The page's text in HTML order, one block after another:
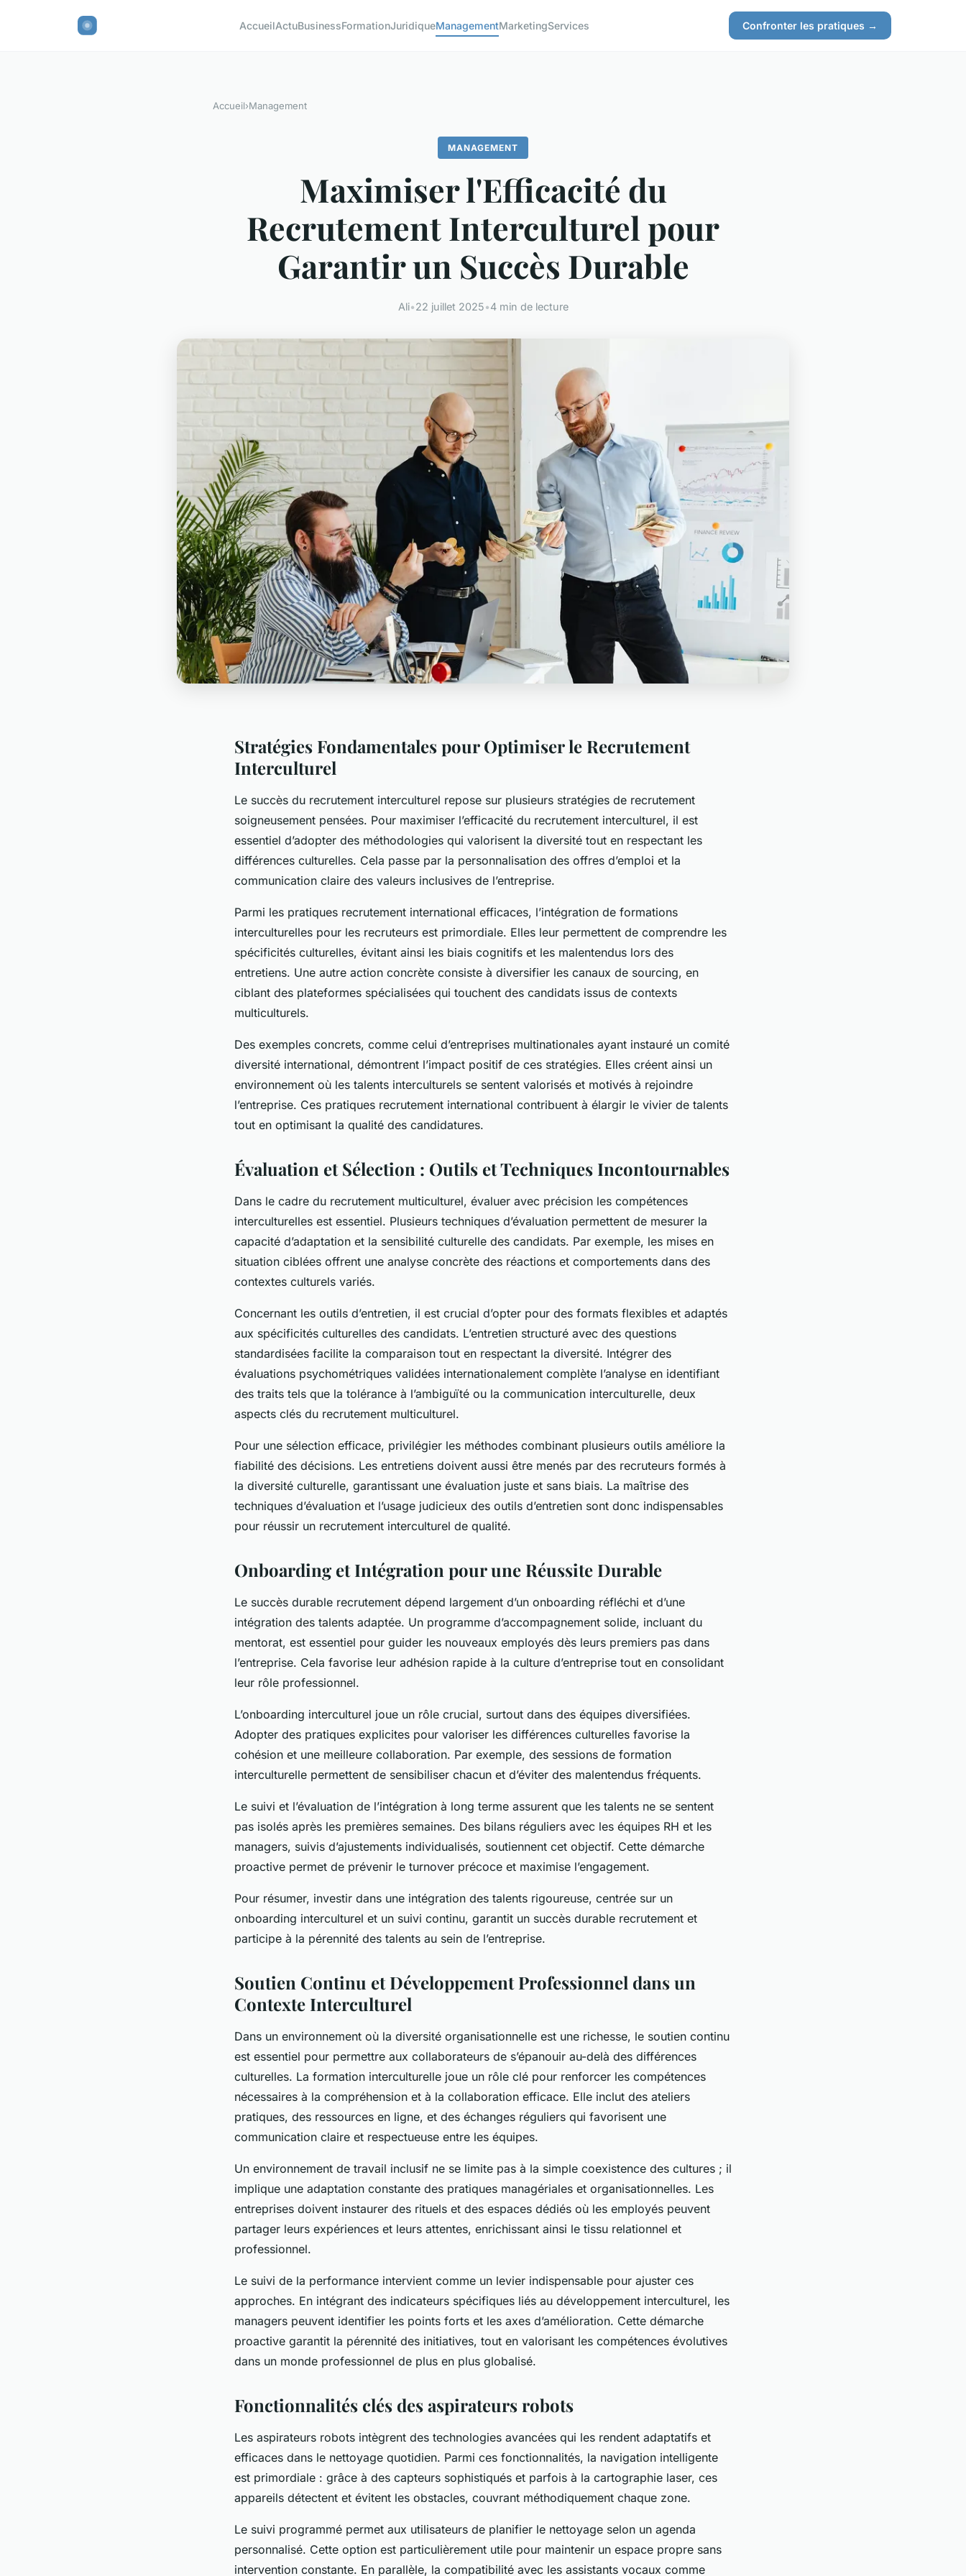
AccueilActuBusinessFormationJuridiqueManagementMarketingServices Confronter les pratiques →
Accueil›Management
MANAGEMENT
Maximiser l'Efficacité du
Recrutement Interculturel pour
Garantir un Succès Durable
Ali•22 juillet 2025•4 min de lecture
Stratégies Fondamentales pour Optimiser le Recrutement
Interculturel
Le succès du recrutement interculturel repose sur plusieurs stratégies de recrutement
soigneusement pensées. Pour maximiser l’efficacité du recrutement interculturel, il est
essentiel d’adopter des méthodologies qui valorisent la diversité tout en respectant les
différences culturelles. Cela passe par la personnalisation des offres d’emploi et la
communication claire des valeurs inclusives de l’entreprise.
Parmi les pratiques recrutement international efficaces, l’intégration de formations
interculturelles pour les recruteurs est primordiale. Elles leur permettent de comprendre les
spécificités culturelles, évitant ainsi les biais cognitifs et les malentendus lors des
entretiens. Une autre action concrète consiste à diversifier les canaux de sourcing, en
ciblant des plateformes spécialisées qui touchent des candidats issus de contexts
multiculturels.
Des exemples concrets, comme celui d’entreprises multinationales ayant instauré un comité
diversité international, démontrent l’impact positif de ces stratégies. Elles créent ainsi un
environnement où les talents interculturels se sentent valorisés et motivés à rejoindre
l’entreprise. Ces pratiques recrutement international contribuent à élargir le vivier de talents
tout en optimisant la qualité des candidatures.
Évaluation et Sélection : Outils et Techniques Incontournables
Dans le cadre du recrutement multiculturel, évaluer avec précision les compétences
interculturelles est essentiel. Plusieurs techniques d’évaluation permettent de mesurer la
capacité d’adaptation et la sensibilité culturelle des candidats. Par exemple, les mises en
situation ciblées offrent une analyse concrète des réactions et comportements dans des
contextes culturels variés.
Concernant les outils d’entretien, il est crucial d’opter pour des formats flexibles et adaptés
aux spécificités culturelles des candidats. L’entretien structuré avec des questions
standardisées facilite la comparaison tout en respectant la diversité. Intégrer des
évaluations psychométriques validées internationalement complète l’analyse en identifiant
des traits tels que la tolérance à l’ambiguïté ou la communication interculturelle, deux
aspects clés du recrutement multiculturel.
Pour une sélection efficace, privilégier les méthodes combinant plusieurs outils améliore la
fiabilité des décisions. Les entretiens doivent aussi être menés par des recruteurs formés à
la diversité culturelle, garantissant une évaluation juste et sans biais. La maîtrise des
techniques d’évaluation et l’usage judicieux des outils d’entretien sont donc indispensables
pour réussir un recrutement interculturel de qualité.
Onboarding et Intégration pour une Réussite Durable
Le succès durable recrutement dépend largement d’un onboarding réfléchi et d’une
intégration des talents adaptée. Un programme d’accompagnement solide, incluant du
mentorat, est essentiel pour guider les nouveaux employés dès leurs premiers pas dans
l’entreprise. Cela favorise leur adhésion rapide à la culture d’entreprise tout en consolidant
leur rôle professionnel.
L’onboarding interculturel joue un rôle crucial, surtout dans des équipes diversifiées.
Adopter des pratiques explicites pour valoriser les différences culturelles favorise la
cohésion et une meilleure collaboration. Par exemple, des sessions de formation
interculturelle permettent de sensibiliser chacun et d’éviter des malentendus fréquents.
Le suivi et l’évaluation de l’intégration à long terme assurent que les talents ne se sentent
pas isolés après les premières semaines. Des bilans réguliers avec les équipes RH et les
managers, suivis d’ajustements individualisés, soutiennent cet objectif. Cette démarche
proactive permet de prévenir le turnover précoce et maximise l’engagement.
Pour résumer, investir dans une intégration des talents rigoureuse, centrée sur un
onboarding interculturel et un suivi continu, garantit un succès durable recrutement et
participe à la pérennité des talents au sein de l’entreprise.
Soutien Continu et Développement Professionnel dans un
Contexte Interculturel
Dans un environnement où la diversité organisationnelle est une richesse, le soutien continu
est essentiel pour permettre aux collaborateurs de s’épanouir au-delà des différences
culturelles. La formation interculturelle joue un rôle clé pour renforcer les compétences
nécessaires à la compréhension et à la collaboration efficace. Elle inclut des ateliers
pratiques, des ressources en ligne, et des échanges réguliers qui favorisent une
communication claire et respectueuse entre les équipes.
Un environnement de travail inclusif ne se limite pas à la simple coexistence des cultures ; il
implique une adaptation constante des pratiques managériales et organisationnelles. Les
entreprises doivent instaurer des rituels et des espaces dédiés où les employés peuvent
partager leurs expériences et leurs attentes, enrichissant ainsi le tissu relationnel et
professionnel.
Le suivi de la performance intervient comme un levier indispensable pour ajuster ces
approches. En intégrant des indicateurs spécifiques liés au développement interculturel, les
managers peuvent identifier les points forts et les axes d’amélioration. Cette démarche
proactive garantit la pérennité des initiatives, tout en valorisant les compétences évolutives
dans un monde professionnel de plus en plus globalisé.
Fonctionnalités clés des aspirateurs robots
Les aspirateurs robots intègrent des technologies avancées qui les rendent adaptatifs et
efficaces dans le nettoyage quotidien. Parmi ces fonctionnalités, la navigation intelligente
est primordiale : grâce à des capteurs sophistiqués et parfois à la cartographie laser, ces
appareils détectent et évitent les obstacles, couvrant méthodiquement chaque zone.
Le suivi programmé permet aux utilisateurs de planifier le nettoyage selon un agenda
personnalisé. Cette option est particulièrement utile pour maintenir un espace propre sans
intervention constante. En parallèle, la compatibilité avec les assistants vocaux comme